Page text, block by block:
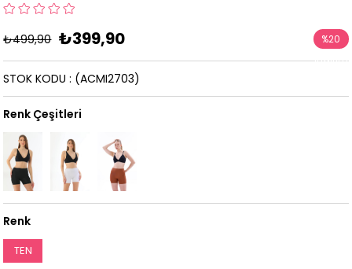
₺499,90 ₺399,90 %20
İndirim
(ACMI2703)
STOK KODU
Renk Çeşitleri
Renk
TEN